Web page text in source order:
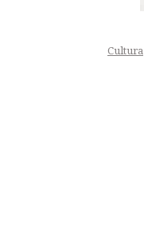
Cultura